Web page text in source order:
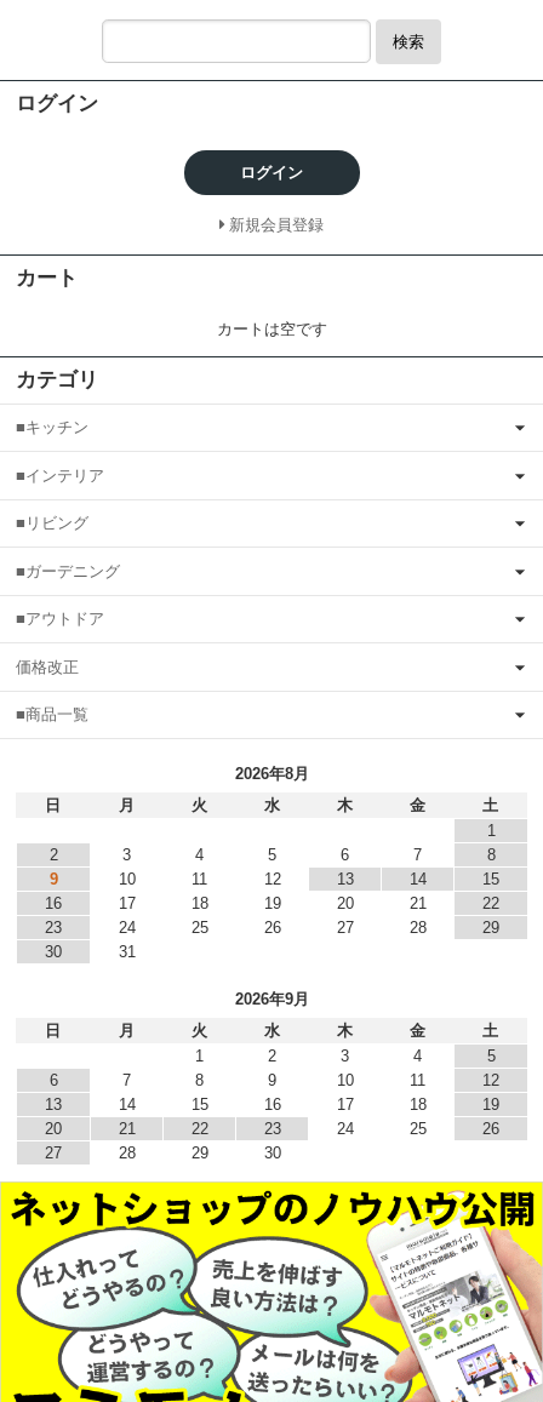
検索
ログイン
ログイン
新規会員登録
カート
カートは空です
カテゴリ
■キッチン
■インテリア
■リビング
■ガーデニング
■アウトドア
価格改正
■商品一覧
2026年8月
日
月 火 水 木 金
土
1
2
3 4 5 6 7
8
9
10 11 12 13 14
15
16
17 18 19 20 21
22
23
24 25 26 27 28
29
30
31
2026年9月
日
月 火 水 木 金
土
1
2 3 4
5
6
7 8 9 10 11
12
13
14 15 16 17 18
19
20
21 22 23 24 25
26
27
28 29 30